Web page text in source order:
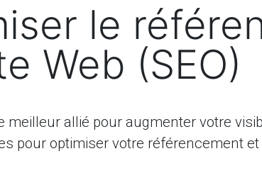
le
Web (SEO)
meilleur allié pour augmenter votre
pour optimiser votre référencement